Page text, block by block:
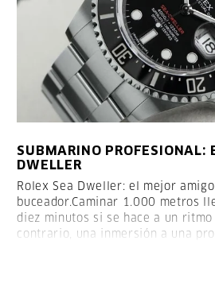
SUBMARINO PROFESIONAL:
DWELLER
Rolex Sea Dweller: el mejor
buceador.Caminar 1.000 metros
diez minutos si se hace a un ritmo
contrario, una inmersión a una